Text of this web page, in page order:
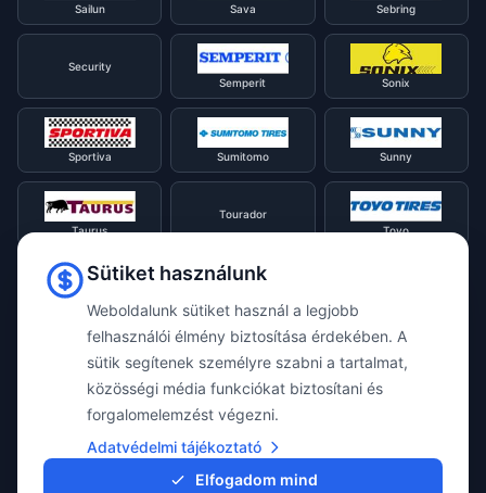
Sailun Sava Sebring
Security
Semperit
Sonix
Sportiva Sumitomo Sunny
Taurus
Tourador
Toyo
Tracmax
Triangle
Viking Voyager
Vredestein
Sütiket használunk
Weboldalunk sütiket használ a legjobb
felhasználói élmény biztosítása érdekében. A
sütik segítenek személyre szabni a tartalmat,
közösségi média funkciókat biztosítani és
forgalomelemzést végezni.
Adatvédelmi tájékoztató
Elfogadom mind